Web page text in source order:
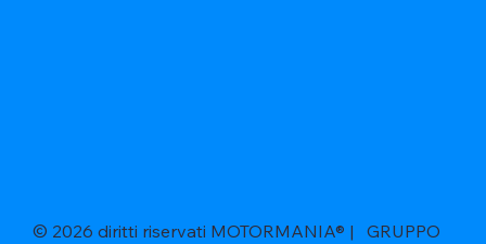
© 2026 diritti riservati MOTORMANIA® | GRUPPO